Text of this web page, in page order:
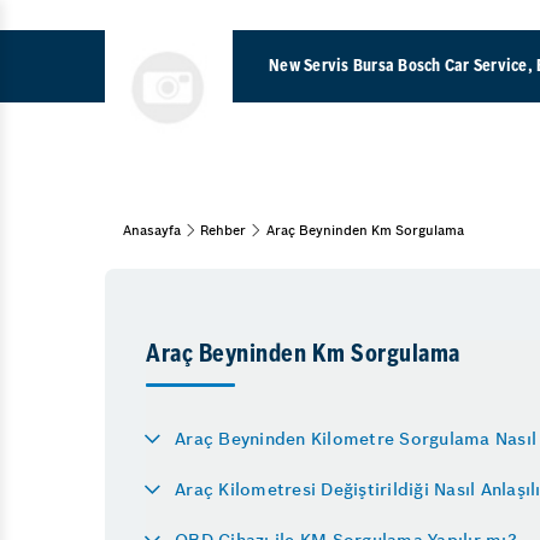
New Servis Bursa Bosch Car
Araç Bakım & Onarım
Oto Periyodik Bakım
Yağ & Filtre Değişimi
Komple Araç Boyama
Triger Kayışı Değişimi
ABS Beyni Tamiri
Egzoz Manifoldu
Anasayfa Rehber Araç Beyninden Km Sorgulama
Araç Beyninden Km Sorgulama
Araç Beyninden Kilometre Sorgulama Nasıl
Araç Kilometresi Değiştirildiği Nasıl